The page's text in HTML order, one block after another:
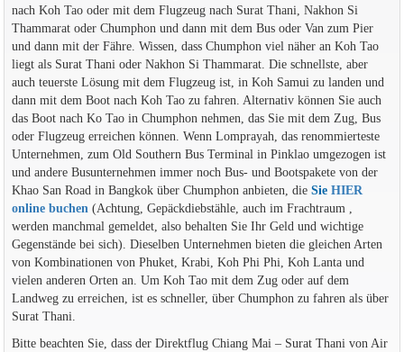
nach Koh Tao oder mit dem Flugzeug nach Surat Thani, Nakhon Si
Thammarat oder Chumphon und dann mit dem Bus oder Van zum Pier
und dann mit der Fähre. Wissen, dass Chumphon viel näher an Koh Tao
liegt als Surat Thani oder Nakhon Si Thammarat. Die schnellste, aber
auch teuerste Lösung mit dem Flugzeug ist, in Koh Samui zu landen und
dann mit dem Boot nach Koh Tao zu fahren. Alternativ können Sie auch
das Boot nach Ko Tao in Chumphon nehmen, das Sie mit dem Zug, Bus
oder Flugzeug erreichen können. Wenn Lomprayah, das renommierteste
Unternehmen, zum Old Southern Bus Terminal in Pinklao umgezogen ist
und andere Busunternehmen immer noch Bus- und Bootspakete von der
Khao San Road in Bangkok über Chumphon anbieten, die Sie HIER
online buchen (Achtung, Gepäckdiebstähle, auch im Frachtraum ,
werden manchmal gemeldet, also behalten Sie Ihr Geld und wichtige
Gegenstände bei sich). Dieselben Unternehmen bieten die gleichen Arten
von Kombinationen von Phuket, Krabi, Koh Phi Phi, Koh Lanta und
vielen anderen Orten an. Um Koh Tao mit dem Zug oder auf dem
Landweg zu erreichen, ist es schneller, über Chumphon zu fahren als über
Surat Thani.
Bitte beachten Sie, dass der Direktflug Chiang Mai – Surat Thani von Air